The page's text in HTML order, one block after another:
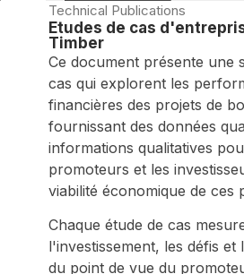
Technical Publications
Études de cas
Timber
Ce document présente une
cas qui explorent les
financières des projets de
fournissant des données
informations qualitatives
promoteurs et les
viabilité économique de ces
Chaque étude de cas
l'investissement, les défis et
du point de vue du